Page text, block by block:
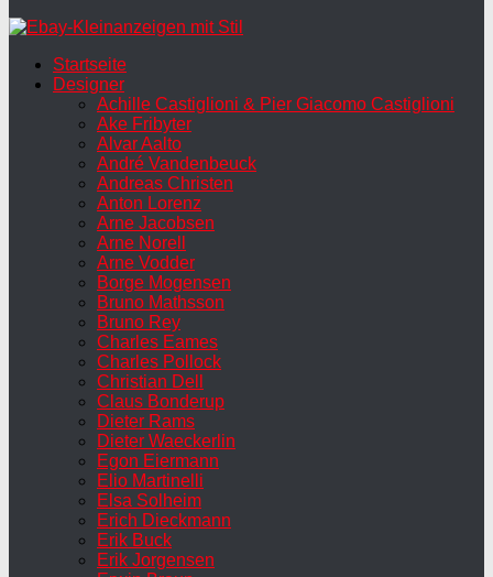
Startseite
Designer
Achille Castiglioni & Pier Giacomo Castiglioni
Ake Fribyter
Alvar Aalto
André Vandenbeuck
Andreas Christen
Anton Lorenz
Arne Jacobsen
Arne Norell
Arne Vodder
Borge Mogensen
Bruno Mathsson
Bruno Rey
Charles Eames
Charles Pollock
Christian Dell
Claus Bonderup
Dieter Rams
Dieter Waeckerlin
Egon Eiermann
Elio Martinelli
Elsa Solheim
Erich Dieckmann
Erik Buck
Erik Jorgensen